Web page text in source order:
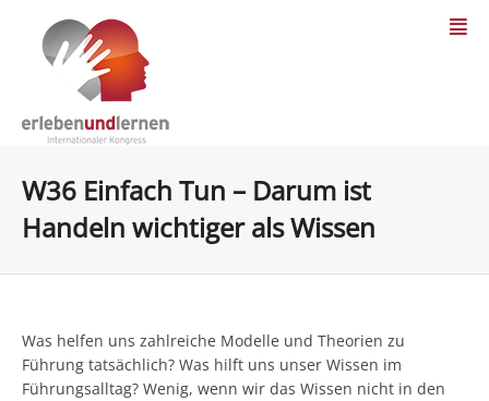
W36 Einfach Tun – Darum ist
Handeln wichtiger als Wissen
Was helfen uns zahlreiche Modelle und Theorien zu
Führung tatsächlich? Was hilft uns unser Wissen im
Führungsalltag? Wenig, wenn wir das Wissen nicht in den